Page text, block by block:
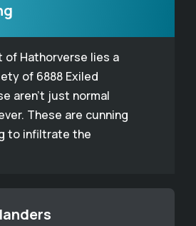
of Hathorverse lies a
of 6888 Exiled
aren't just normal
These are cunning
to infiltrate the